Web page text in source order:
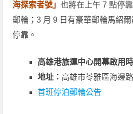
海探索者號」也將在上午 7 點停
郵輪；3 月 9 日有豪華郵輪馬紹爾
停靠。
高雄港旅運中心開幕啟用
地址： 高雄市苓雅區海邊
首班停泊郵輪公告